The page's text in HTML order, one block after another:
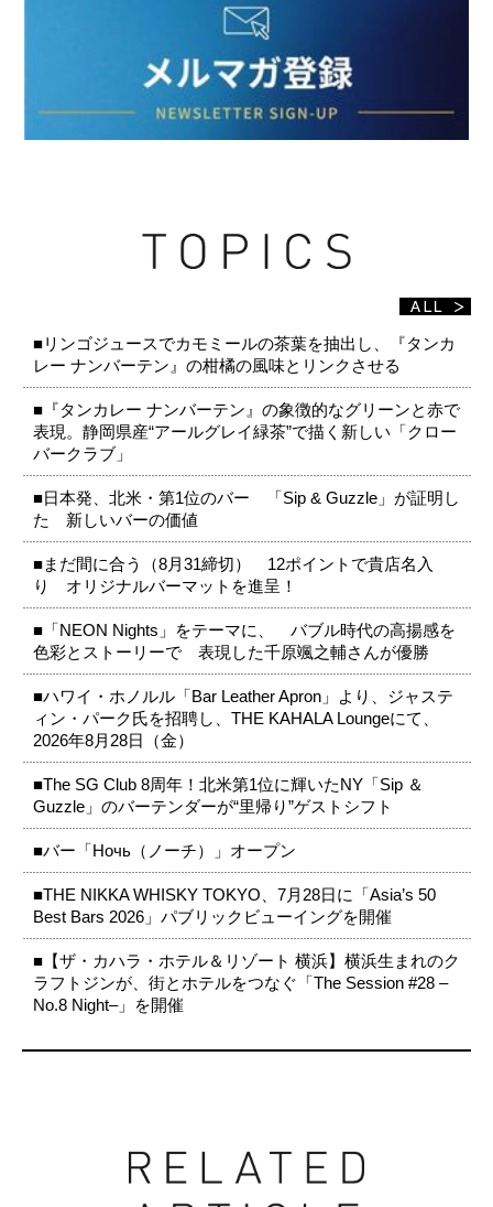
■リンゴジュースでカモミールの茶葉を抽出し、『タンカ
レー ナンバーテン』の柑橘の風味とリンクさせる
■『タンカレー ナンバーテン』の象徴的なグリーンと赤で
表現。静岡県産“アールグレイ緑茶”で描く新しい「クロー
バークラブ」
■日本発、北米・第1位のバー 「Sip & Guzzle」が証明し
た 新しいバーの価値
■まだ間に合う（8月31締切） 12ポイントで貴店名入
り オリジナルバーマットを進呈！
■「NEON Nights」をテーマに、 バブル時代の高揚感を
色彩とストーリーで 表現した千原颯之輔さんが優勝
■ハワイ・ホノルル「Bar Leather Apron」より、ジャステ
ィン・パーク氏を招聘し、THE KAHALA Loungeにて、
2026年8月28日（金）
■The SG Club 8周年！北米第1位に輝いたNY「Sip ＆
Guzzle」のバーテンダーが“里帰り”ゲストシフト
■バー「Ночь（ノーチ）」オープン
■THE NIKKA WHISKY TOKYO、7月28日に「Asia’s 50
Best Bars 2026」パブリックビューイングを開催
■【ザ・カハラ・ホテル＆リゾート 横浜】横浜生まれのク
ラフトジンが、街とホテルをつなぐ「The Session #28 –
No.8 Night–」を開催